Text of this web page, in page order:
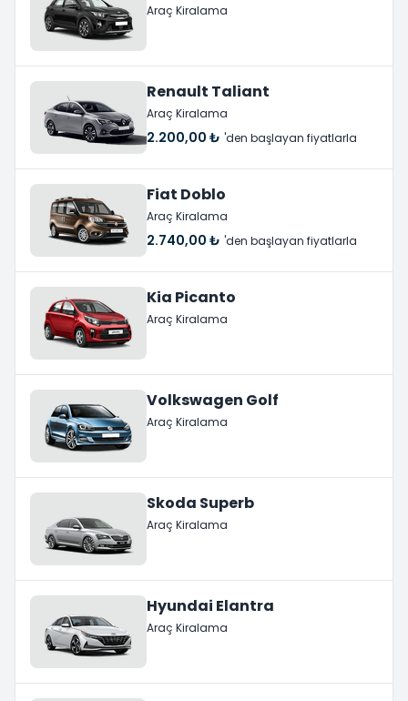
Araç Kiralama
Renault Taliant
Araç Kiralama
2.200,00 ₺ 'den başlayan fiyatlarla
Fiat Doblo
Araç Kiralama
2.740,00 ₺ 'den başlayan fiyatlarla
Kia Picanto
Araç Kiralama
Volkswagen Golf
Araç Kiralama
Skoda Superb
Araç Kiralama
Hyundai Elantra
Araç Kiralama